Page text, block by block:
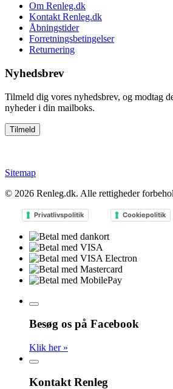
Om Renleg.dk
Kontakt Renleg.dk
Åbningstider
Forretningsbetingelser
Returnering
Nyhedsbrev
Tilmeld dig vores nyhedsbrev, og modtag
nyheder i din mailboks.
Sitemap
© 2026 Renleg.dk. Alle rettigheder
Privatlivspolitik Cookiepolitik
Besøg os på Facebook
Klik her »
Kontakt Renleg